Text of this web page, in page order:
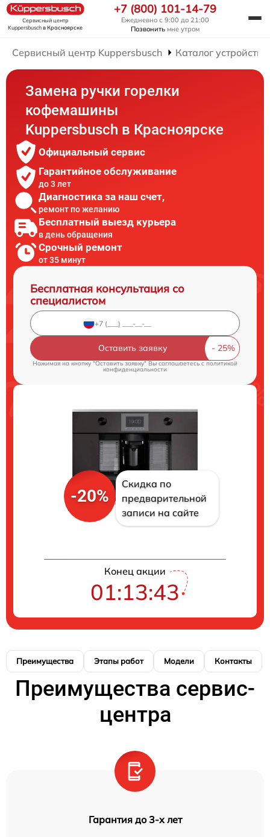
Сервисный центр
Kuppersbuschв Красноярске
+7 (800) 101-14-79
Ежедневно с 9:00 до 21:00
Позвонить мне утром
Сервисный центр Kuppersbusch Каталог устройств
Замена ручки горелки
кофемашины
Kuppersbusch в Красноярске
Официальный сервис
Гарантийное обслуживание
до 3 лет
Диагностика за наш счет,
ремонт по желанию
Бесплатный выезд курьера
в день обращения
Срочный ремонт
от 35 минут
Бесплатная консультация со
специалистом
Оставить заявку
Нажимая на кнопку "Оставить заявку" Вы соглашаетесь cполитикой
конфиденциальности
-20%
Скидка по
предварительной
записи на сайте
Конец акции
01:13:42
Преимущества Этапы работ Модели Контакты
Преимущества сервис-
центра
Гарантия до 3-х лет